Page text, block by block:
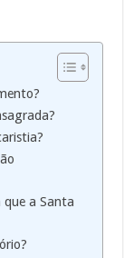
que a Santa